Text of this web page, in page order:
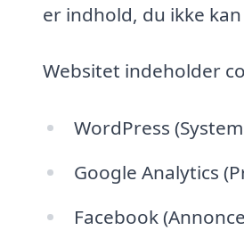
er indhold, du ikke
Websitet indeholder
WordPress
Google Analytics
Facebook